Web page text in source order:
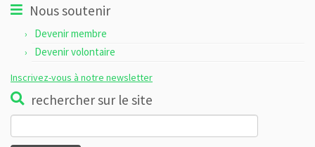
Nous soutenir
Devenir membre
Devenir volontaire
Inscrivez-vous à notre newsletter
rechercher sur le site